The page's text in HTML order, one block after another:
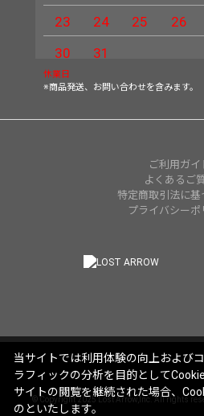
23
24 25 26
30
31
休業日
※商品発送、お問い合わせを含みます。
ご利用ガイ
よくあるご
特定商取引法に基
プライバシーポ
© Copyright 2025 Lost Arrow,Inc. All rights
当サイトでは利用体験の向上および
ラフィックの分析を目的として
サイトの閲覧を継続された場合、
のといたします。